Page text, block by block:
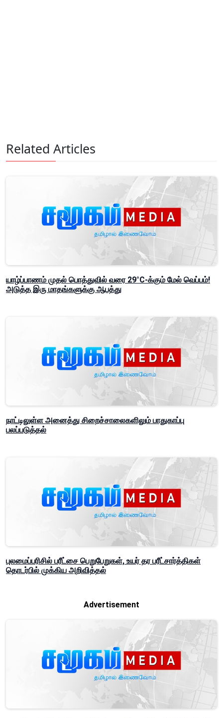
Related Articles
யாழ்ப்பாணம் முதல் பொத்துவில் வரை 29°C-க்கும் மேல் வெப்பம்!
அடுத்த இரு மாதங்களுக்கு ஆபத்து
நாட்டிலுள்ள அனைத்து சிறைச்சாலைகளிலும் பாதுகாப்பு
பலப்படுத்தல்
புலமைப்பரிசில் பரீட்சை பெறுபேறுகள், உயர் தர பரீட்சார்த்திகள்
தொடர்பில் முக்கிய அறிவித்தல்
Advertisement